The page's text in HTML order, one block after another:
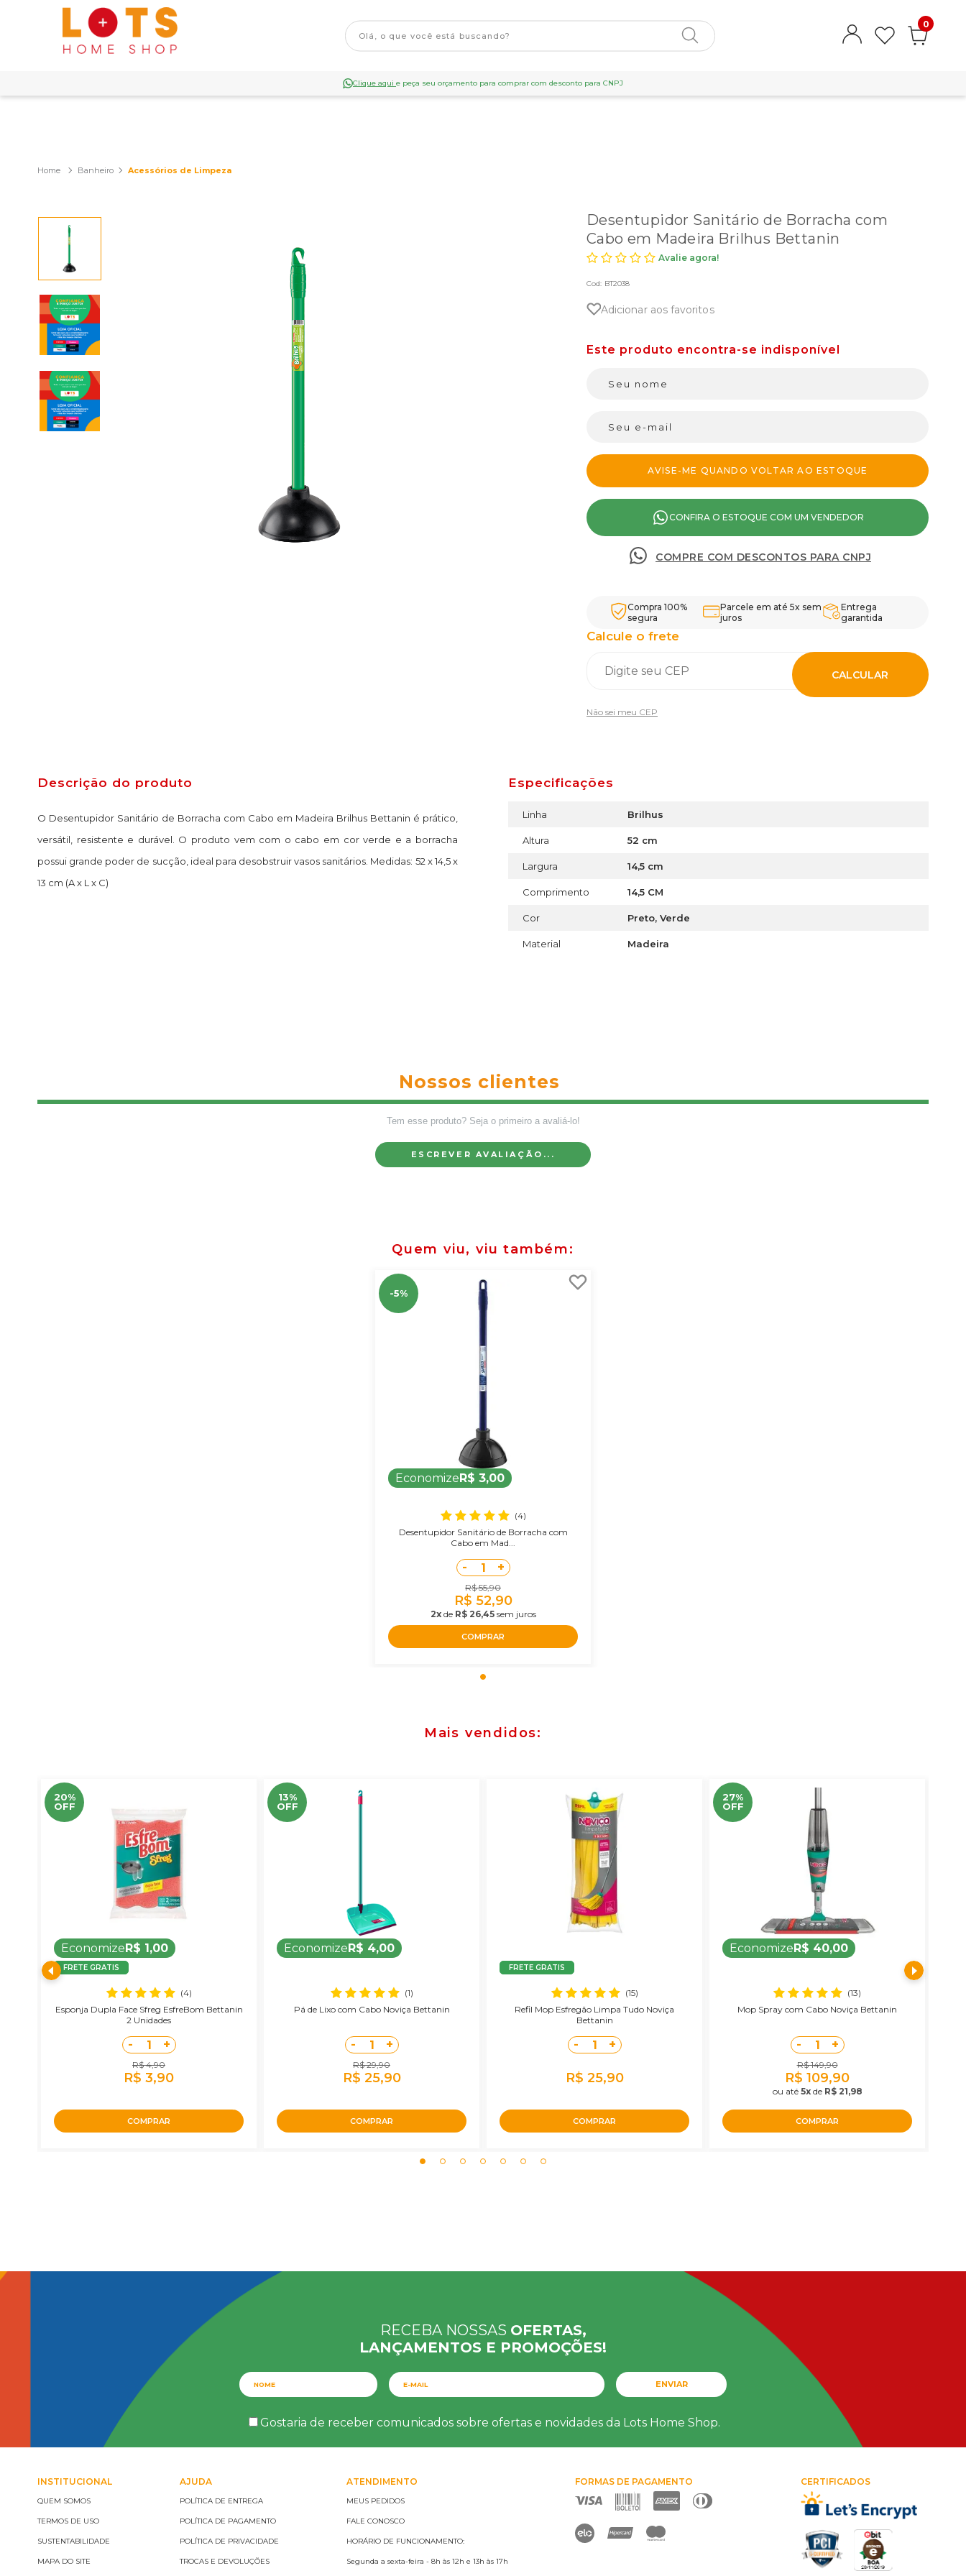
0
Clique aqui e peça seu orçamento para comprar com desconto para CNPJ
Banheiro Acessórios de Limpeza
Desentupidor Sanitário de Borracha com
Cabo em Madeira Brilhus Bettanin
Avalie agora!
Cod: BT2038
Adicionar aos favoritos
CONFIRA O ESTOQUE COM UM VENDEDOR
COMPRE COM DESCONTOS PARA CNPJ
Calcule o frete
CALCULAR
Não sei meu CEP
Compra 100%
segura
Parcele em até 5x sem
juros
Entrega
garantida
Descrição do produto
O Desentupidor Sanitário de Borracha com Cabo em Madeira Brilhus Bettanin é prático,
versátil, resistente e durável. O produto vem com o cabo em cor verde e a borracha
possui grande poder de sucção, ideal para desobstruir vasos sanitários. Medidas: 52 x 14,5 x
13 cm (A x L x C)
Especificações
Linha Brilhus
Altura 52 cm
Largura 14,5 cm
Comprimento 14,5 CM
Cor Preto, Verde
Material Madeira
Nossos clientes
Tem esse produto? Seja o primeiro a avaliá-lo!
ESCREVER AVALIAÇÃO...
Quem viu, viu também
-5%
EconomizeR$ 3,00
(4)
Desentupidor Sanitário de Borracha com
Cabo em Mad...
- 1 +
R$ 55,90
R$ 52,90
2xde R$ 26,45sem juros
COMPRAR
Mais vendidos
FRETE GRATIS
20%
OFF
EconomizeR$ 1,00
(4)
Esponja Dupla Face Sfreg EsfreBom Bettanin
2 Unidades
- 1 +
R$ 4,90
R$ 3,90
COMPRAR
13%
OFF
EconomizeR$ 4,00
(1)
Pá de Lixo com Cabo Noviça Bettanin
- 1 +
R$ 29,90
R$ 25,90
COMPRAR
FRETE GRATIS
(15)
Refil Mop Esfregão Limpa Tudo Noviça
Bettanin
- 1 +
R$ 25,90
COMPRAR
27%
OFF
EconomizeR$ 40,00
(13)
Mop Spray com Cabo Noviça Bettanin
- 1 +
R$ 149,90
R$ 109,90
ou até 5xde R$ 21,98
COMPRAR
RECEBA NOSSAS OFERTAS,
LANÇAMENTOS E PROMOÇÕES!
Gostaria de receber comunicados sobre ofertas e novidades da Lots Home Shop.
ENVIAR
INSTITUCIONAL
QUEM SOMOS
TERMOS DE USO
SUSTENTABILIDADE
MAPA DO SITE
AJUDA
POLÍTICA DE ENTREGA
POLÍTICA DE PAGAMENTO
POLÍTICA DE PRIVACIDADE
TROCAS E DEVOLUÇÕES
ATENDIMENTO
MEUS PEDIDOS
FALE CONOSCO
HORÁRIO DE FUNCIONAMENTO:
Segunda a sexta-feira - 8h às 12h e 13h às 17h
FORMAS DE PAGAMENTO CERTIFICADOS